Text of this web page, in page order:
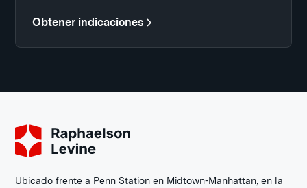
Obtener indicaciones
Ubicado frente a Penn Station en Midtown-Manhattan, en la